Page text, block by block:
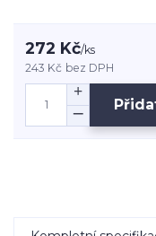
272 Kč/ks
243 Kč bez DPH